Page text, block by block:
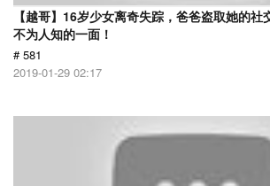
【越哥】16岁少女离奇失踪，爸爸盗取她的
不为人知的一面！
# 581
2019-01-29 02:17